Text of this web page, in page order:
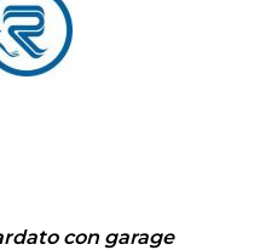
con garage